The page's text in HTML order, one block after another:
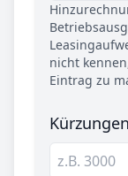
nicht
Eintrag zu